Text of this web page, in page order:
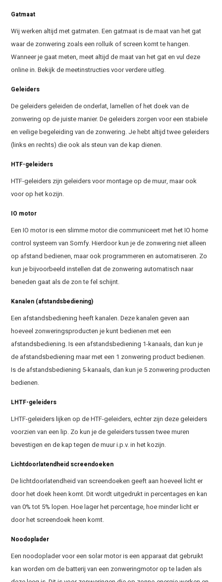
Gatmaat
Wij werken altijd met gatmaten. Een gatmaat is de maat van het gat
waar de zonwering zoals een rolluik of screen komt te hangen.
Wanneer je gaat meten, meet altijd de maat van het gat en vul deze
online in. Bekijk de meetinstructies voor verdere uitleg.
Geleiders
De geleiders geleiden de onderlat, lamellen of het doek van de
zonwering op de juiste manier. De geleiders zorgen voor een stabiele
en veilige begeleiding van de zonwering. Je hebt altijd twee geleiders
(links en rechts) die ook als steun van de kap dienen.
HTF-geleiders
HTF-geleiders zijn geleiders voor montage op de muur, maar ook
voor op het kozijn.
IO motor
Een IO motor is een slimme motor die communiceert met het IO home
control systeem van Somfy. Hierdoor kun je de zonwering niet alleen
op afstand bedienen, maar ook programmeren en automatiseren. Zo
kun je bijvoorbeeld instellen dat de zonwering automatisch naar
beneden gaat als de zon te fel schijnt.
Kanalen (afstandsbediening)
Een afstandsbediening heeft kanalen. Deze kanalen geven aan
hoeveel zonweringsproducten je kunt bedienen met een
afstandsbediening. Is een afstandsbediening 1-kanaals, dan kun je
de afstandsbediening maar met een 1 zonwering product bedienen.
Is de afstandsbediening 5-kanaals, dan kun je 5 zonwering producten
bedienen.
LHTF-geleiders
LHTF-geleiders lijken op de HTF-geleiders, echter zijn deze geleiders
voorzien van een lip. Zo kun je de geleiders tussen twee muren
bevestigen en de kap tegen de muur i.p.v. in het kozijn.
Lichtdoorlatendheid screendoeken
De lichtdoorlatendheid van screendoeken geeft aan hoeveel licht er
door het doek heen komt. Dit wordt uitgedrukt in percentages en kan
van 0% tot 5% lopen. Hoe lager het percentage, hoe minder licht er
door het screendoek heen komt.
Noodoplader
Een noodoplader voor een solar motor is een apparaat dat gebruikt
kan worden om de batterij van een zonweringmotor op te laden als